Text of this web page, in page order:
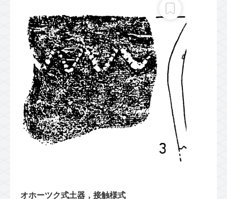
オホーツク式土器，接触様式